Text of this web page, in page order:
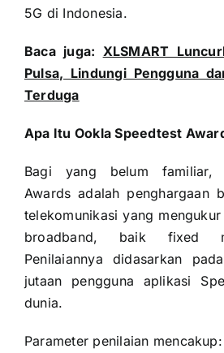
5G di Indonesia.
Baca juga: XLSMART
Pulsa, Lindungi Pengguna
Terduga
Apa Itu Ookla Speedtest
Bagi yang belum familiar,
Awards adalah penghargaan
telekomunikasi yang
broadband, baik fixed
Penilaiannya didasarkan
jutaan pengguna aplikasi
dunia.
Parameter penilaian mencakup: